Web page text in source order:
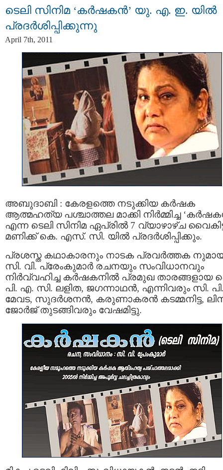
ടെലി സിനിമ ‘കര്‍ഷകന്‍’ യു. എ. ഇ. യില്‍
പ്രദര്‍ശിപ്പിക്കുന്നു
April 7th, 2011
അബുദാബി : കേരളത്തെ നടുക്കിയ കര്‍ഷക
ആത്മഹത്യ പശ്ചാത്തല മാക്കി നിര്‍മ്മിച്ച
എന്ന ടെലി സിനിമ ഏപ്രില്‍ 7 വ്യാഴാഴ്ച
മണിക്ക് കെ. എസ്. സി. യില്‍ പ്രദര്‍ശിപ്പിക്കും.
പ്രശസ്ത കഥാകാരനും നാടക പ്രവര്‍ത്തക
സി. വി. പ്രേംകുമാര്‍ രചനയും സംവിധാനവും
നിര്‍വ്വഹിച്ച കര്‍ഷകനില്‍ പ്രമുഖ താരങ്ങളായ
പി. എ. സി. ലളിത, ജഗന്നാഥന്‍, എന്നിവരും സി.
മേവട, സുദര്‍ശനന്‍, കരുണാകരന്‍ കടമ്മനിട്ട,
ജോര്‍ജ് തുടങ്ങിവരും വേഷമിട്ടു.